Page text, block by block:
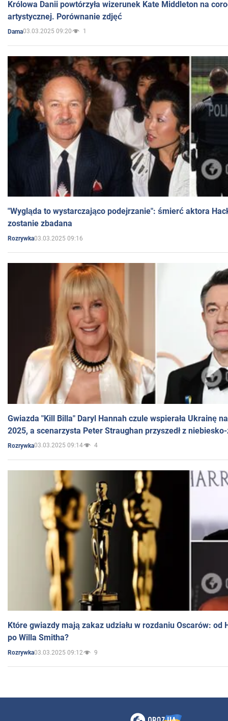
Królowa Danii powtórzyła wizerunek Kate Middleton na
artystycznej. Porównanie zdjęć
Dama03.03.2025 09:20 1
"Wygląda to wystarczająco podejrzanie": śmierć aktora
zostanie zbadana
Rozrywka03.03.2025 09:16
Gwiazda "Kill Billa" Daryl Hannah czule wspierała Ukrainę
2025, a scenarzysta Peter Straughan przyszedł z
Rozrywka03.03.2025 09:14 4
Które gwiazdy mają zakaz udziału w rozdaniu Oscarów: od
po Willa Smitha?
Rozrywka03.03.2025 09:12 9